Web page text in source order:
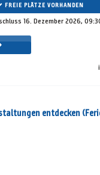
FREIE PLÄTZE VORHANDEN
16. Dezember 2026,
entdecken